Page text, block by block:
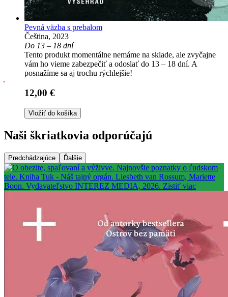
Pevná väzba s prebalom
Čeština, 2023
Do 13 – 18 dní
Tento produkt momentálne nemáme na sklade, ale zvyčajne
vám ho vieme zabezpečiť a odoslať do 13 – 18 dní. A
posnažíme sa aj trochu rýchlejšie!
12,00 €
Vložiť do košíka
Naši škriatkovia odporúčajú
Predchádzajúce Ďalšie